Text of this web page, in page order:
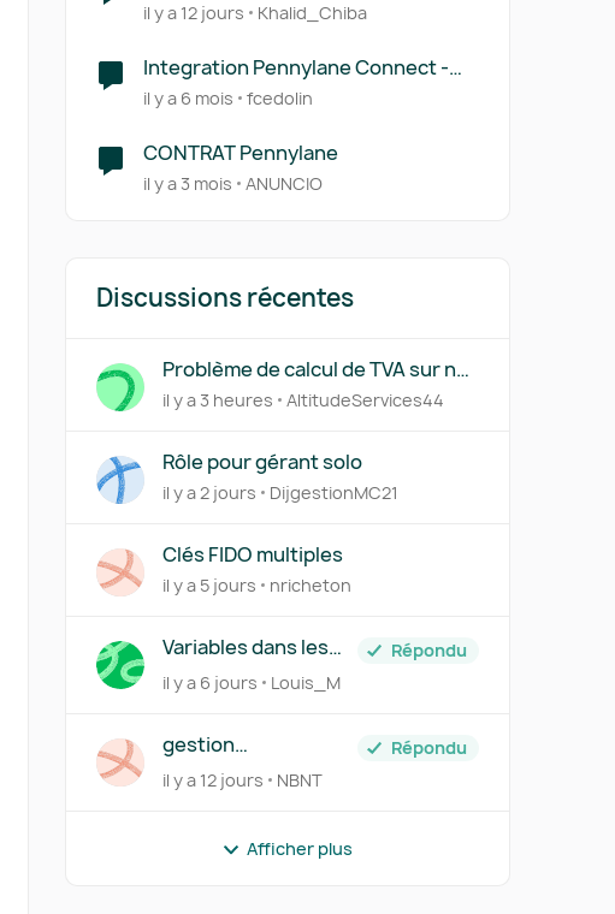
il y a 12 jours Khalid_Chiba
Integration Pennylane Connect -
shopify
il y a 6 mois fcedolin
CONTRAT Pennylane
il y a 3 mois ANUNCIO
Discussions récentes
Problème de calcul de TVA sur nos
factures
il y a 3 heures AltitudeServices44
Rôle pour gérant solo
il y a 2 jours DijgestionMC21
Clés FIDO multiples
il y a 5 jours nricheton
Variables dans les
abonnements
Répondu
il y a 6 jours
Louis_M
gestion
interne:temps
Répondu
il y a 12 jours
NBNT
Afficher plus